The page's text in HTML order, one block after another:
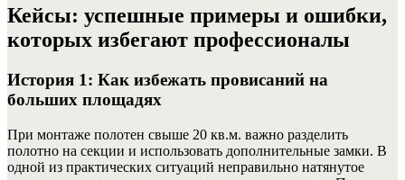
Кейсы: успешные примеры и ошибки,
которых избегают профессионалы
История 1: Как избежать провисаний на
больших площадях
При монтаже полотен свыше 20 кв.м. важно разделить
полотно на секции и использовать дополнительные замки. В
одной из практических ситуаций неправильно натянутое